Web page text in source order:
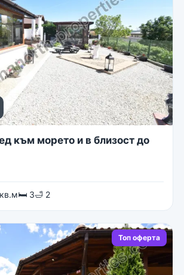
към морето и в близост до
🛏 3🛁 2
Топ оферта